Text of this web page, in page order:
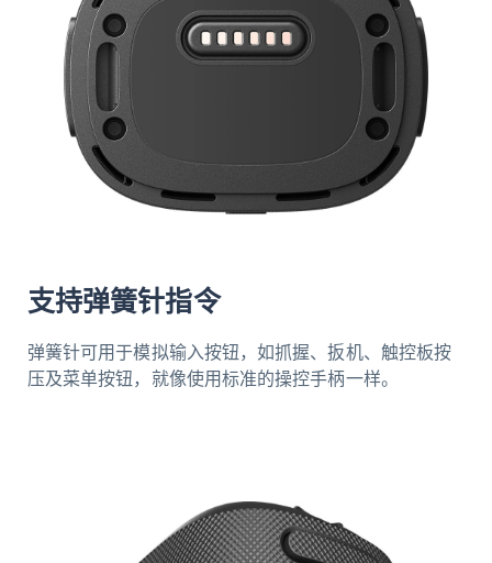
支持弹簧针指令
弹簧针可用于模拟输入按钮，如抓握、扳机、触控板按
压及菜单按钮，就像使用标准的操控手柄一样。